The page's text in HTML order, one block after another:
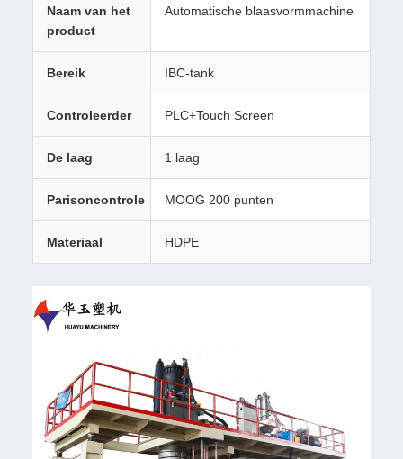
Naam van het
product
Automatische blaasvormmachine
Bereik IBC-tank
Controleerder PLC+Touch Screen
De laag 1 laag
Parisoncontrole MOOG 200 punten
Materiaal HDPE